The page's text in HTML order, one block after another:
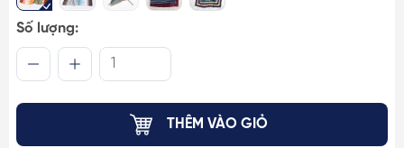
Số lượng:
THÊM VÀO GIỎ